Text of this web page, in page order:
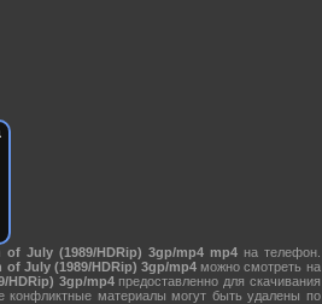
July (1989/HDRip) 3gp/mp4 mp4на телефон.
July (1989/HDRip) 3gp/mp4 можно смотреть на
HDRip) 3gp/mp4предоставленно для скачивания
материалы могут быть удалены по